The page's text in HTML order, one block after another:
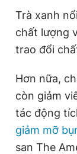
Trà xanh
chất lượng
trao đổi
Hơn nữa,
còn giảm
tác động
giảm mỡ
san The